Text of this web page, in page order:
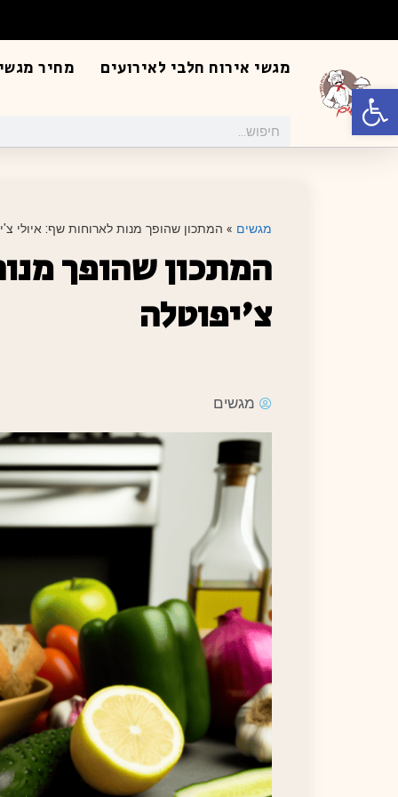
פתח סרגל נגישות
מגשי אירוח חלבי לאירועים מחיר
מגשים » המתכון שהופך מנות לארוחות שף: איולי
המתכון שהופך
צ'יפוטלה
מגשים